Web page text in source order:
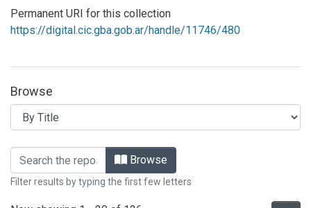
Permanent URI for this collection
https://digital.cic.gba.gob.ar/handle/11746/480
Browse
Browsing Artículos, informes y
Browse
Filter results by typing the first few letters